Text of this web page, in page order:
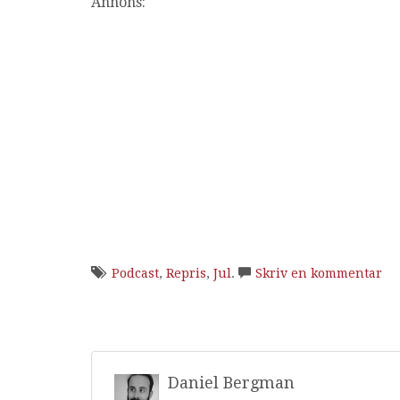
Podcast, Repris, Jul. Skriv en kommentar
Daniel Bergman